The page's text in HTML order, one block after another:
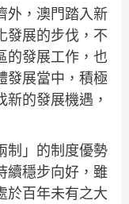
外，澳門踏入新
發展的步伐，不
的發展工作，也
發展當中，積極
的發展機遇，
制」的制度優勢
續穩步向好，雖
於百年未有之大